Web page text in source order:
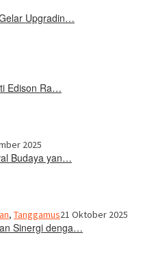
Upgradin…
Edison Ra…
2025
Budaya yan…
, Tanggamus21 Oktober 2025
Sinergi denga…